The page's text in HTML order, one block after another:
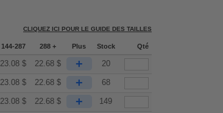
CLIQUEZ ICI POUR LE GUIDE DES TAILLES
144-287 288 + Plus Stock Qté
23.08 $ 22.68 $ + 20
23.08 $ 22.68 $ + 68
23.08 $ 22.68 $ + 149